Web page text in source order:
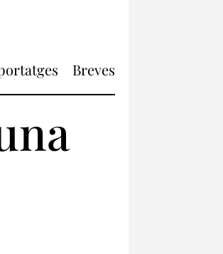
Breves